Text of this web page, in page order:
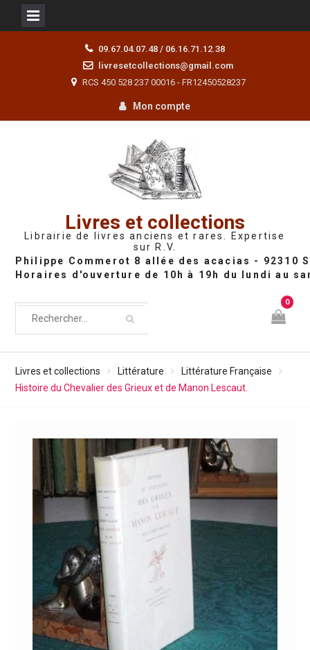
09.67.04.07.48 / 06.16.71.12.38
livresetcollections@gmail.com
RCS 450 528 237 00016 - FR12450528237
Mon compte
Livres et collections
Librairie de livres anciens et rares. Expertise
sur R.V.
0
Livres et collections Littérature
Littérature Française
Histoire du Chevalier des Grieux et de Manon Lescaut.